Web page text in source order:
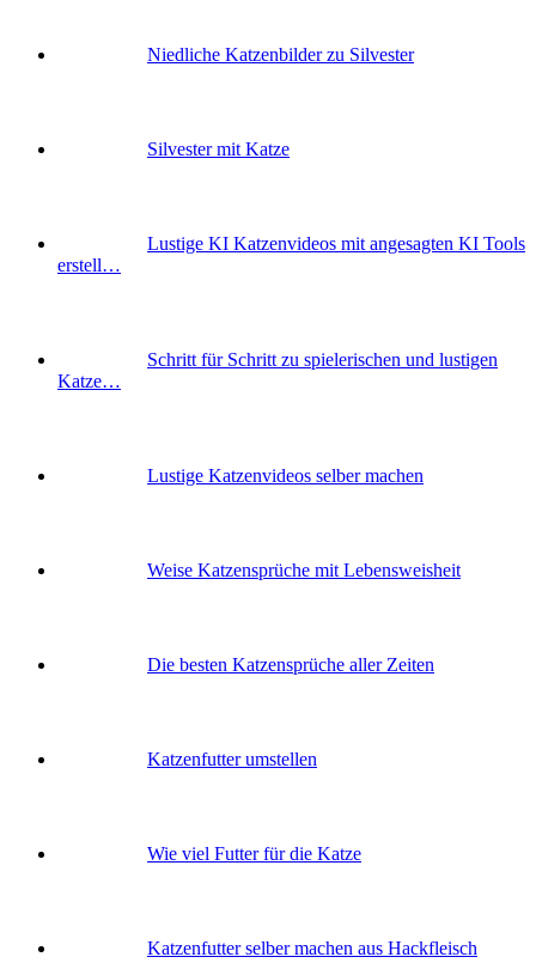
Niedliche Katzenbilder zu Silvester
Silvester mit Katze
Lustige KI Katzenvideos mit angesagten KI Tools
erstell…
Schritt für Schritt zu spielerischen und lustigen
Katze…
Lustige Katzenvideos selber machen
Weise Katzensprüche mit Lebensweisheit
Die besten Katzensprüche aller Zeiten
Katzenfutter umstellen
Wie viel Futter für die Katze
Katzenfutter selber machen aus Hackfleisch